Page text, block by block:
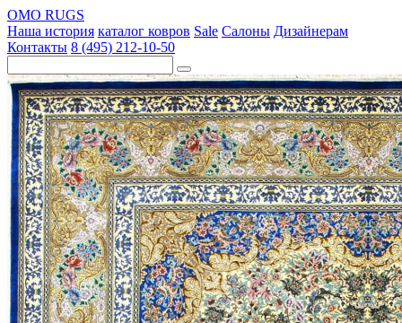
OMO RUGS
Наша история каталог ковров Sale Салоны Дизайнерам
Контакты 8 (495) 212-10-50